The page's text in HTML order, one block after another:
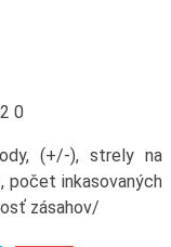
0
(+/-), strely na
počet inkasovaných
zásahov/